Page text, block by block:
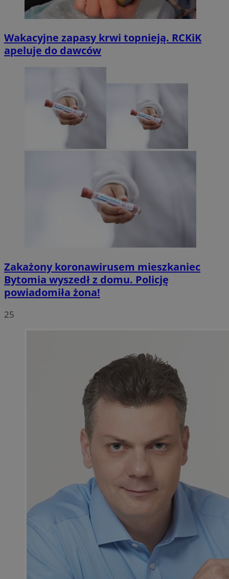
Wakacyjne zapasy krwi topnieją. RCKiK
apeluje do dawców
Zakażony koronawirusem mieszkaniec
Bytomia wyszedł z domu. Policję
powiadomiła żona!
25